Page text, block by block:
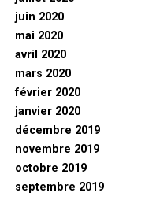
juin 2020
mai 2020
avril 2020
mars 2020
février 2020
janvier 2020
décembre 2019
novembre 2019
octobre 2019
septembre 2019